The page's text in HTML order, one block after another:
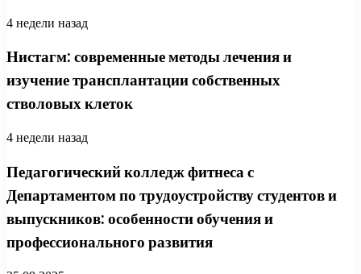
4 недели назад
Нистагм: современные методы лечения и
изучение трансплантации собственных
стволовых клеток
4 недели назад
Педагогический колледж фитнеса с
Департаментом по трудоустройству студентов и
выпускников: особенности обучения и
профессионального развития